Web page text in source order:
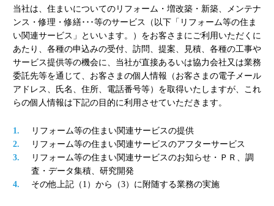
当社は、住まいについてのリフォーム・増改築・新築、メンテナ
ンス・修理・修繕･･･等のサービス（以下「リフォーム等の住ま
い関連サービス」といいます。）をお客さまにご利用いただくに
あたり、各種の申込みの受付、訪問、提案、見積、各種の工事や
サービス提供等の機会に、当社が直接あるいは協力会社又は業務
委託先等を通じて、お客さまの個人情報（お客さまの電子メール
アドレス、氏名、住所、電話番号等）を取得いたしますが、これ
らの個人情報は下記の目的に利用させていただきます。
リフォーム等の住まい関連サービスの提供
リフォーム等の住まい関連サービスのアフターサービス
リフォーム等の住まい関連サービスのお知らせ・ＰＲ、調
査・データ集積、研究開発
その他上記（1）から（3）に附随する業務の実施